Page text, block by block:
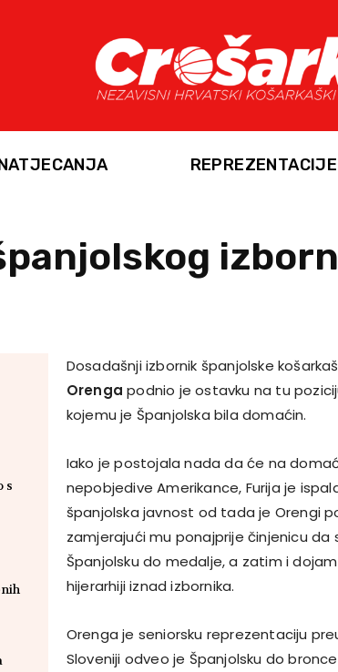
REPREZENTACIJE
s
Dosadašnji izbornik španjolske
Orenga podnio je ostavku na tu
kojemu je Španjolska bila domaćin.
Iako je postojala nada da će na
nepobjedive Amerikance, Furija je
španjolska javnost od tada je Orengi
zamjerajući mu ponajprije činjenicu da
Španjolsku do medalje, a zatim i
hijerarhiji iznad izbornika.
Orenga je seniorsku reprezentaciju
Sloveniji odveo je Španjolsku do